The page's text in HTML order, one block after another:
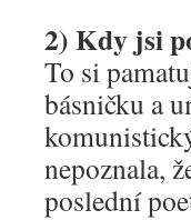
2) Kdy jsi
To si
básničku a
nepoznala,
poslední